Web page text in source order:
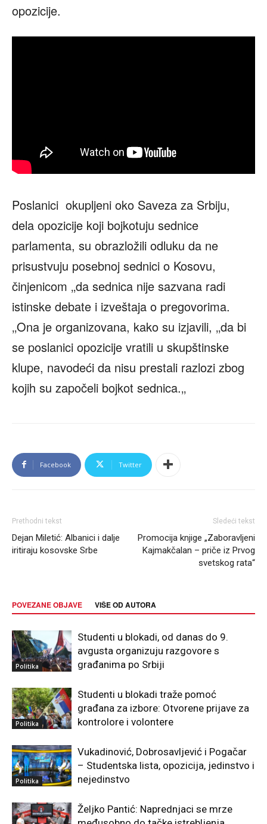
opozicije.
Poslanici okupljeni oko Saveza za Srbiju,
dela opozicije koji bojkotuju sednice
parlamenta, su obrazložili odluku da ne
prisustvuju posebnoj sednici o Kosovu,
činjenicom ‚‚da sednica nije sazvana radi
istinske debate i izveštaja o pregovorima.
‚‚Ona je organizovana, kako su izjavili, ‚‚da bi
se poslanici opozicije vratili u skupštinske
klupe, navodeći da nisu prestali razlozi zbog
kojih su započeli bojkot sednica.‚‚
Facebook Twitter
Prethodni tekst
Dejan Miletić: Albanici i dalje
iritiraju kosovske Srbe
Sledeći tekst
Promocija knjige „Zaboravljeni
Kajmakčalan – priče iz Prvog
svetskog rata“
POVEZANE OBJAVE VIŠE OD AUTORA
Politika
Studenti u blokadi, od danas do 9.
avgusta organizuju razgovore s
građanima po Srbiji
Politika
Studenti u blokadi traže pomoć
građana za izbore: Otvorene prijave za
kontrolore i volontere
Politika
Vukadinović, Dobrosavljević i Pogačar
– Studentska lista, opozicija, jedinstvo i
nejedinstvo
Željko Pantić: Naprednjaci se mrze